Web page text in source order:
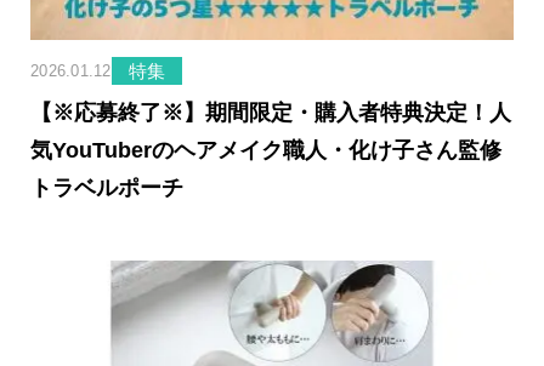
2026.01.12 特集
【※応募終了※】期間限定・購入者特典決定！人
気YouTuberのヘアメイク職人・化け子さん監修
トラベルポーチ